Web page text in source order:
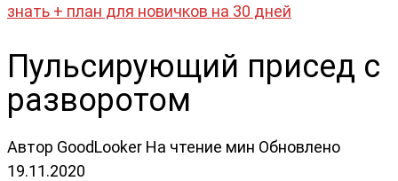
знать + план для новичков на 30 дней
Пульсирующий присед с
разворотом
Автор GoodLooker На чтение мин Обновлено
19.11.2020